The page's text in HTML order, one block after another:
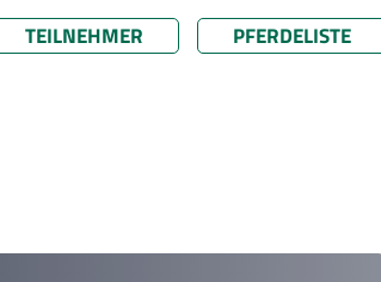
TEILNEHMER PFERDELISTE